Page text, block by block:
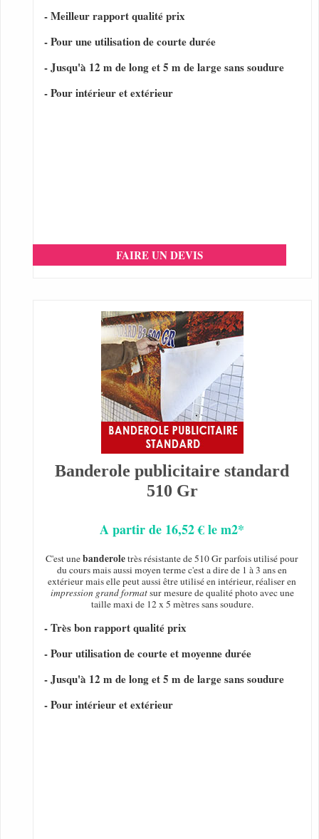
- Meilleur rapport qualité prix
- Pour une utilisation de courte durée
- Jusqu'à 12 m de long et 5 m de large sans soudure
- Pour intérieur et extérieur
FAIRE UN DEVIS
Banderole publicitaire standard
510 Gr
A partir de 16,52 € le m2*
C'est unebanderoletrès résistante de 510 Gr parfois utilisé pour
du cours mais aussi moyen terme c'est a dire de 1 à 3 ans en
extérieur mais elle peut aussi être utilisé en intérieur, réaliser en
impression grand formatsur mesure de qualité photo avec une
taille maxi de 12 x 5 mètres sans soudure.
- Très bon rapport qualité prix
- Pour utilisation de courte et moyenne durée
- Jusqu'à 12 m de long et 5 m de large sans soudure
- Pour intérieur et extérieur